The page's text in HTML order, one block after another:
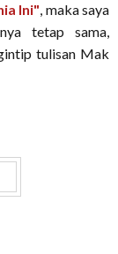
Ini", maka saya
tetap sama,
tulisan Mak